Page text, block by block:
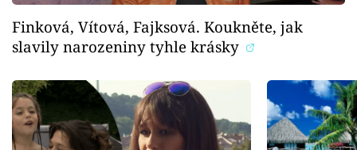
Finková, Vítová, Fajksová. Koukněte, jak
slavily narozeniny tyhle krásky